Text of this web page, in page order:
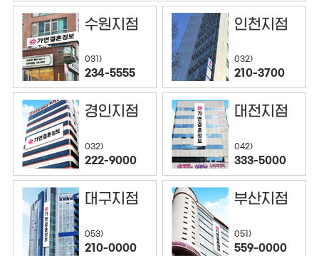
수원지점
031)
234-5555
인천지점
032)
210-3700
경인지점
032)
222-9000
대전지점
042)
333-5000
대구지점
053)
210-0000
부산지점
051)
559-0000